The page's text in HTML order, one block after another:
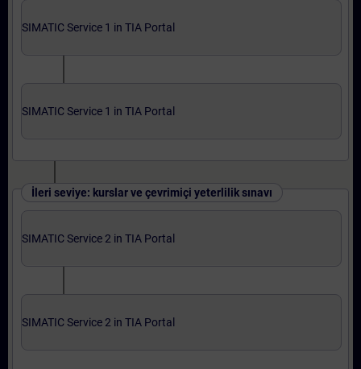
SIMATIC Service 1 in TIA Portal
SIMATIC Service 1 in TIA Portal
İleri seviye: kurslar ve çevrimiçi yeterlilik sınavı
SIMATIC Service 2 in TIA Portal
SIMATIC Service 2 in TIA Portal